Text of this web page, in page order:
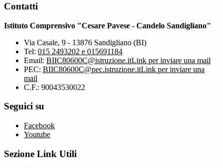
Contatti
Istituto Comprensivo "Cesare Pavese - Candelo Sandigliano"
Via Casale, 9 - 13876 Sandigliano (BI)
Tel: 015 2493202 e 015691184
Email: BIIC80600C@istruzione.itLink per inviare una mail
PEC: BIIC80600C@pec.istruzione.itLink per inviare una
mail
C.F.: 90043530022
Seguici su
Facebook
Youtube
Sezione Link Utili